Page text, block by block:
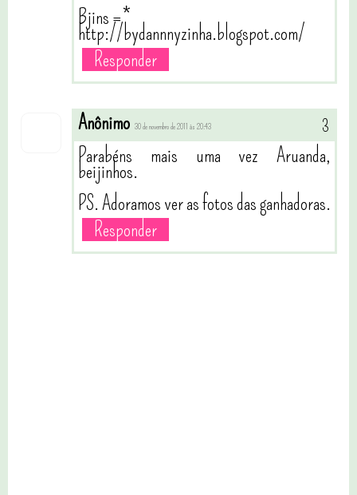
Bjins =*
http://bydannnyzinha.blogspot.com/
Responder
Anônimo 30 de novembro de 2011 às 20:43
Parabéns mais uma vez Aruanda,
beijinhos.
PS. Adoramos ver as fotos das ganhadoras.
Responder